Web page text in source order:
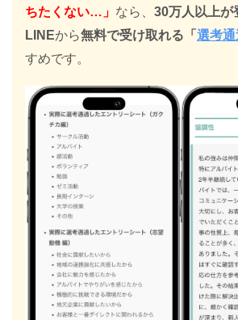
ちたくない…」 なら、 30万人以上が
LINEから無料で受け取れる 「 選考
すめです。